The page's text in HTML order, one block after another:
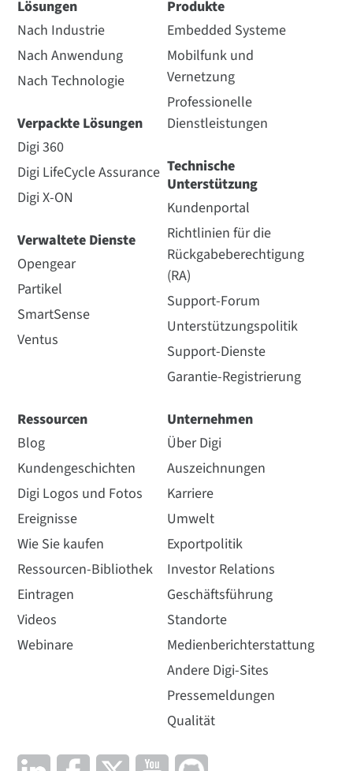
Lösungen
Nach Industrie
Nach Anwendung
Nach Technologie
Verpackte Lösungen
Digi 360
Digi LifeCycle Assurance
Digi X-ON
Verwaltete Dienste
Opengear
Partikel
SmartSense
Ventus
Produkte
Embedded Systeme
Mobilfunk und
Vernetzung
Professionelle
Dienstleistungen
Technische
Unterstützung
Kundenportal
Richtlinien für die
Rückgabeberechtigung
(RA)
Support-Forum
Unterstützungspolitik
Support-Dienste
Garantie-Registrierung
Ressourcen
Blog
Kundengeschichten
Digi Logos und Fotos
Ereignisse
Wie Sie kaufen
Ressourcen-Bibliothek
Eintragen
Videos
Webinare
Unternehmen
Über Digi
Auszeichnungen
Karriere
Umwelt
Exportpolitik
Investor Relations
Geschäftsführung
Standorte
Medienberichterstattung
Andere Digi-Sites
Pressemeldungen
Qualität